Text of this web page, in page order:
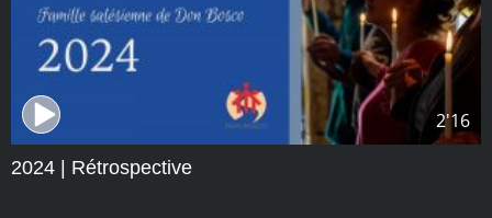
2'16
2024 | Rétrospective